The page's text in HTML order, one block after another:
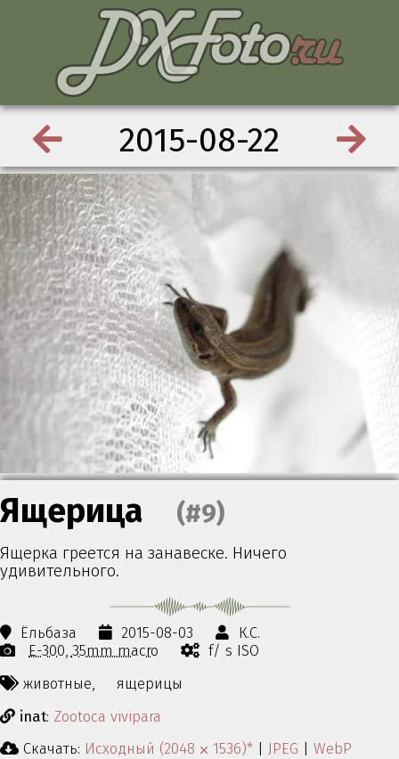
2015-08-22
Ящерица (#9)
Ящерка греется на занавеске. Ничего
удивительного.
Ёльбаза 2015-08-03
К.С.
E-300 35mm macro
f/ s ISO
животные,
ящерицы
inat: Zootoca vivipara
Скачать: Исходный (2048 ⨉ 1536)* JPEG WebP